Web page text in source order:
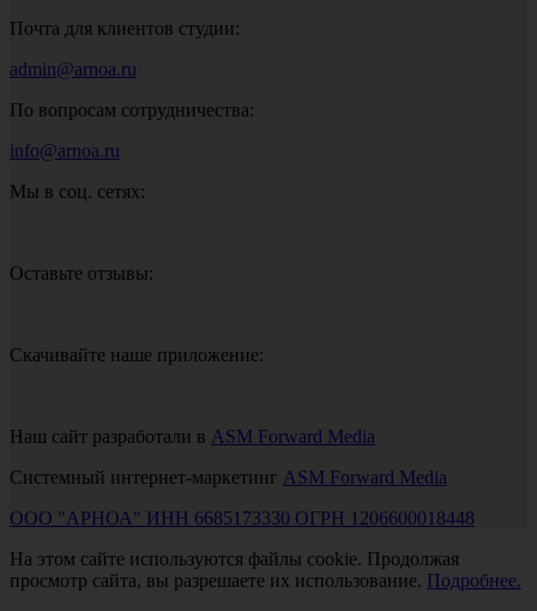
Почта для клиентов студии:
admin@arnoa.ru
По вопросам сотрудничества:
info@arnoa.ru
Мы в соц. сетях:
Оставьте отзывы:
Скачивайте наше приложение:
Наш сайт разработали в ASM Forward Media
Системный интернет-маркетинг ASM Forward Media
ООО "АРНОА" ИНН 6685173330 ОГРН 1206600018448
На этом сайте используются файлы cookie. Продолжая
просмотр сайта, вы разрешаете их использование. Подробнее.